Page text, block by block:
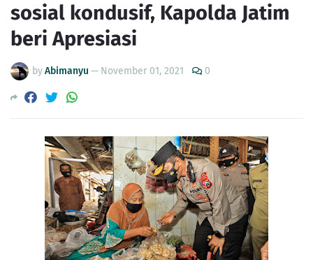
sosial kondusif, Kapolda Jatim
beri Apresiasi
byAbimanyu — November 01, 2021 0